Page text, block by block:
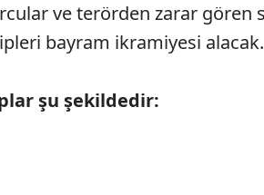
ve terörden zarar gören
bayram ikramiyesi alacak.
şu şekildedir: